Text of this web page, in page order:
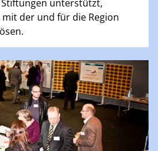
unterstützt,
der und für die Region